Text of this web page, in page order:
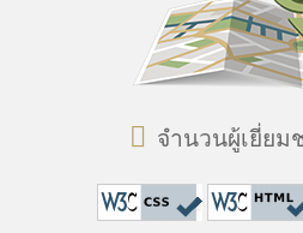
จำนวนผู้เยี่ยม